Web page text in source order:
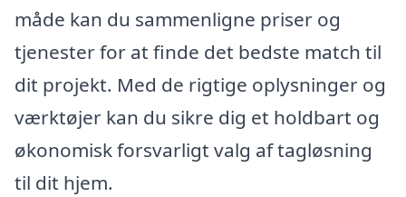
måde kan du sammenligne priser og
tjenester for at finde det bedste match til
dit projekt. Med de rigtige oplysninger og
værktøjer kan du sikre dig et holdbart og
økonomisk forsvarligt valg af tagløsning
til dit hjem.